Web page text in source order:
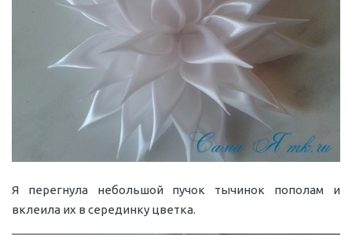
Я перегнула небольшой пучок тычинок пополам и
вклеила их в серединку цветка.